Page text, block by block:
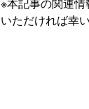
いただければ幸